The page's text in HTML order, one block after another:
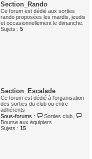
Section_Rando
Ce forum est dédié aux sorties
rando proposées les mardis, jeudis
et occasionnellement le dimanche.
Sujets : 5
Section_Escalade
Ce forum est dédié à l'organisation
des sorties du club ou entre
adhérents
Sous-forums :
Sorties club
Bourse aux équipiers
Sujets : 15